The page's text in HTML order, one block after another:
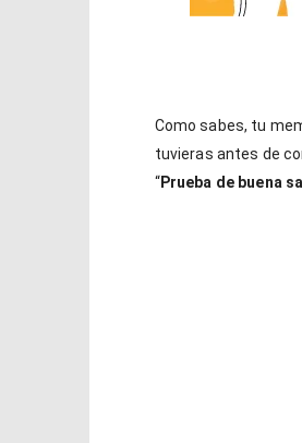
Como sabes, tu
tuvieras antes de
“Prueba de buena